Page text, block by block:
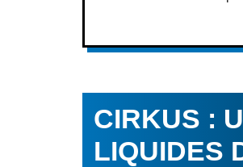
CIRKUS :
LIQUIDES